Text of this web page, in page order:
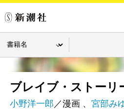
ブレイブ・ストー
小野洋一郎 ／漫画 、 宮部み